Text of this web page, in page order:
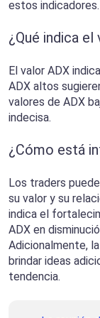
estos indicadores.
¿Qué indica el
El valor ADX
ADX altos
valores de ADX
indecisa.
¿Cómo está
Los traders
su valor y su
indica el
ADX en
Adicionalmente,
brindar ideas
tendencia.